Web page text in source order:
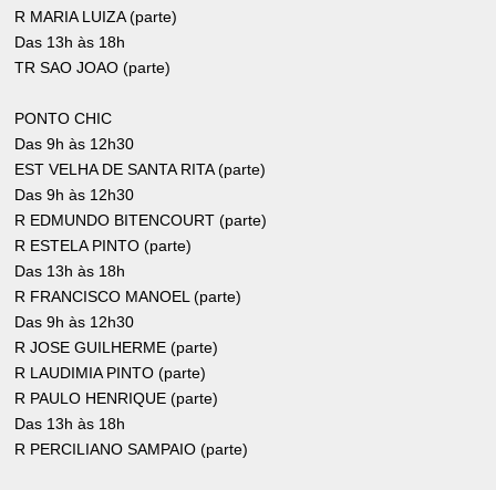
R MARIA LUIZA (parte)
Das 13h às 18h
TR SAO JOAO (parte)
PONTO CHIC
Das 9h às 12h30
EST VELHA DE SANTA RITA (parte)
Das 9h às 12h30
R EDMUNDO BITENCOURT (parte)
R ESTELA PINTO (parte)
Das 13h às 18h
R FRANCISCO MANOEL (parte)
Das 9h às 12h30
R JOSE GUILHERME (parte)
R LAUDIMIA PINTO (parte)
R PAULO HENRIQUE (parte)
Das 13h às 18h
R PERCILIANO SAMPAIO (parte)